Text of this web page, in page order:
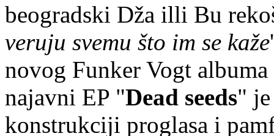
beogradski Dža illi Bu
veruju svemu što im se kaže
novog Funker Vogt
najavni EP "Dead seeds"
konstrukciji proglasa i